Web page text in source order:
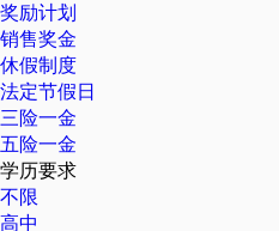
奖励计划
销售奖金
休假制度
法定节假日
三险一金
五险一金
学历要求
不限
高中